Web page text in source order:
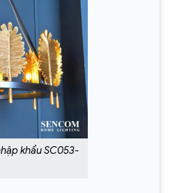
khẩu SC053-